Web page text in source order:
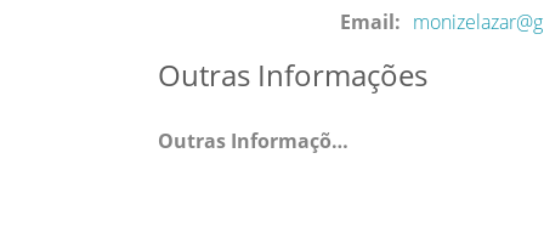
Email:
Outras Informações
Outras Informações: